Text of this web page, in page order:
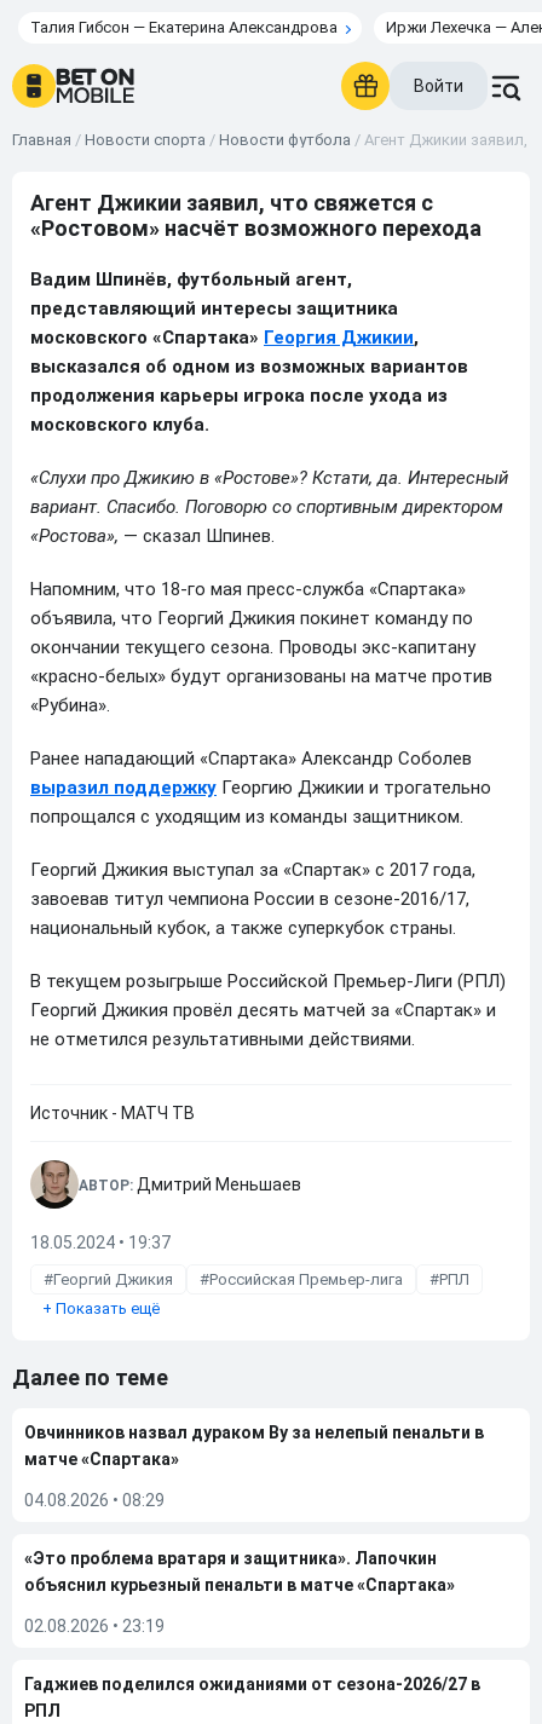
Талия Гибсон — Екатерина Александрова Иржи Лехечка —
Войти
Главная / Новости спорта / Новости футбола / Агент Джикии заявил,
Агент Джикии заявил, что свяжется с
«Ростовом» насчёт возможного перехода
Вадим Шпинёв, футбольный агент,
представляющий интересы защитника
московского «Спартака» Георгия Джикии,
высказался об одном из возможных вариантов
продолжения карьеры игрока после ухода из
московского клуба.
«Слухи про Джикию в «Ростове»? Кстати, да. Интересный
вариант. Спасибо. Поговорю со спортивным директором
«Ростова», — сказал Шпинев.
Напомним, что 18-го мая пресс-служба «Спартака»
объявила, что Георгий Джикия покинет команду по
окончании текущего сезона. Проводы экс-капитану
«красно-белых» будут организованы на матче против
«Рубина».
Ранее нападающий «Спартака» Александр Соболев
выразил поддержку Георгию Джикии и трогательно
попрощался с уходящим из команды защитником.
Георгий Джикия выступал за «Спартак» с 2017 года,
завоевав титул чемпиона России в сезоне-2016/17,
национальный кубок, а также суперкубок страны.
В текущем розыгрыше Российской Премьер-Лиги (РПЛ)
Георгий Джикия провёл десять матчей за «Спартак» и
не отметился результативными действиями.
Источник - МАТЧ ТВ
АВТОР: Дмитрий Меньшаев
18.05.2024 • 19:37
Георгий Джикия Российская Премьер-лига
РПЛ
+ Показать ещё
Далее по теме
Овчинников назвал дураком Ву за нелепый пенальти в
матче «Спартака»
04.08.2026 • 08:29
«Это проблема вратаря и защитника». Лапочкин
объяснил курьезный пенальти в матче «Спартака»
02.08.2026 • 23:19
Гаджиев поделился ожиданиями от сезона-2026/27 в
РПЛ